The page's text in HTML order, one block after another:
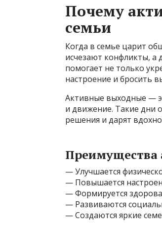
Почему
семьи
Когда в семье царит
исчезают конфликты,
помогает не только
настроение и бросить
Активные выходные —
и движение. Такие дни
решения и дарят
— Улучшается
— Повышается
— Формируется
— Развиваются
— Создаются яркие